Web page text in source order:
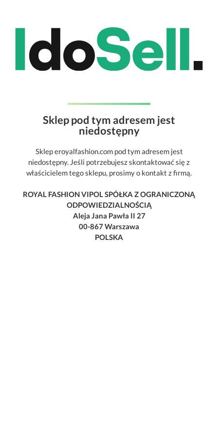
Sklep pod tym adresem jest
niedostępny
Sklep eroyalfashion.com pod tym adresem jest
niedostępny. Jeśli potrzebujesz skontaktować się z
właścicielem tego sklepu, prosimy o kontakt z firmą.
ROYAL FASHION VIPOL SPÓŁKA Z OGRANICZONĄ
ODPOWIEDZIALNOŚCIĄ
Aleja Jana Pawła II 27
00-867 Warszawa
POLSKA